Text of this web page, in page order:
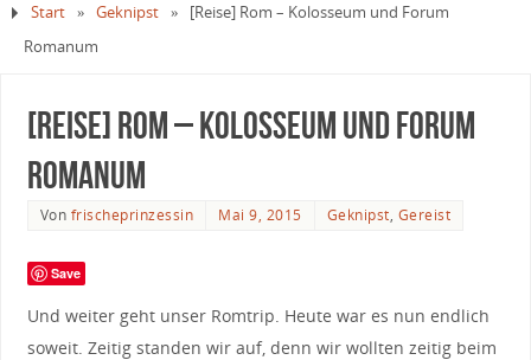
Start » Geknipst »
[Reise] Rom – Kolosseum und Forum
Romanum
[Reise] Rom – Kolosseum und Forum
Romanum
Von frischeprinzessin Mai 9, 2015 Geknipst, Gereist
Save
Und weiter geht unser Romtrip. Heute war es nun endlich
soweit. Zeitig standen wir auf, denn wir wollten zeitig beim